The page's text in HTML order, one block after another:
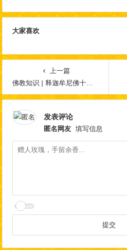
大家喜欢
上一篇
佛教知识 | 释迦牟尼佛十大弟子之大目犍连
发表评论
匿名网友 填写信息